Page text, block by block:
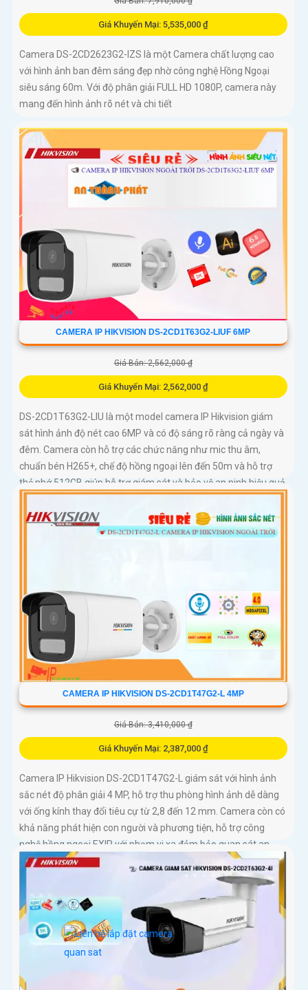
Giá Khuyến Mại: 5,535,000 ₫
Camera DS-2CD2623G2-IZS là một Camera chất lượng cao
với hình ảnh ban đêm sáng đẹp nhờ công nghệ Hồng Ngoại
siêu sáng 60m. Với độ phân giải FULL HD 1080P, camera này
mang đến hình ảnh rõ nét và chi tiết
CAMERA IP HIKVISION DS-2CD1T63G2-LIUF 6MP
Giá Bán: 2,562,000 ₫
Giá Khuyến Mại: 2,562,000 ₫
DS-2CD1T63G2-LIU là một model camera IP Hikvision giám
sát hình ảnh độ nét cao 6MP và có độ sáng rõ ràng cả ngày và
đêm. Camera còn hỗ trợ các chức năng như mic thu âm,
chuẩn bén H265+, chế độ hồng ngoại lên đến 50m và hỗ trợ
thẻ nhớ 512GB giúp hỗ trợ giám sát và bảo vệ an ninh hiệu quả
CAMERA IP HIKVISION DS-2CD1T47G2-L 4MP
Giá Bán: 3,410,000 ₫
Giá Khuyến Mại: 2,387,000 ₫
Camera IP Hikvision DS-2CD1T47G2-L giám sát với hình ảnh
sắc nét độ phân giải 4 MP, hỗ trợ thu phòng hình ảnh dễ dàng
với ống kính thay đổi tiêu cự từ 2,8 đến 12 mm. Camera còn có
khả năng phát hiện con người và phương tiện, hỗ trợ công
nghệ hồng ngoại EXIR với phạm vi xa đảm bảo quan sát an
ninh hiệu quả